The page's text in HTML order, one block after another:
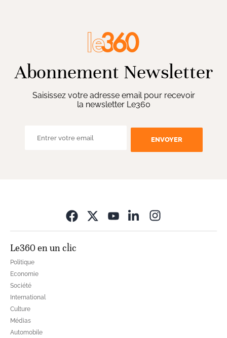
Abonnement Newsletter
Saisissez votre adresse email pour recevoir
la newsletter Le360
ENVOYER
Le360 en un clic
Politique
Economie
Société
International
Culture
Médias
Automobile